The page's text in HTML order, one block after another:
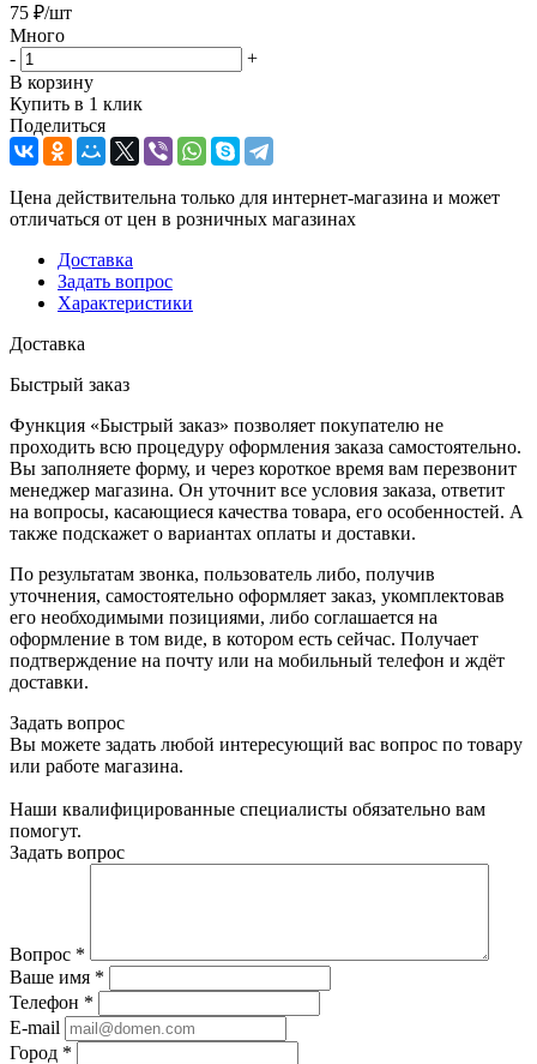
75 ₽/шт
Много
-
+
В корзину
Купить в 1 клик
Поделиться
Цена действительна только для интернет-магазина и может
отличаться от цен в розничных магазинах
Доставка
Задать вопрос
Характеристики
Доставка
Быстрый заказ
Функция «Быстрый заказ» позволяет покупателю не
проходить всю процедуру оформления заказа самостоятельно.
Вы заполняете форму, и через короткое время вам перезвонит
менеджер магазина. Он уточнит все условия заказа, ответит
на вопросы, касающиеся качества товара, его особенностей. А
также подскажет о вариантах оплаты и доставки.
По результатам звонка, пользователь либо, получив
уточнения, самостоятельно оформляет заказ, укомплектовав
его необходимыми позициями, либо соглашается на
оформление в том виде, в котором есть сейчас. Получает
подтверждение на почту или на мобильный телефон и ждёт
доставки.
Задать вопрос
Вы можете задать любой интересующий вас вопрос по товару
или работе магазина.
Наши квалифицированные специалисты обязательно вам
помогут.
Задать вопрос
Вопрос *
Ваше имя *
Телефон *
E-mail
Город *